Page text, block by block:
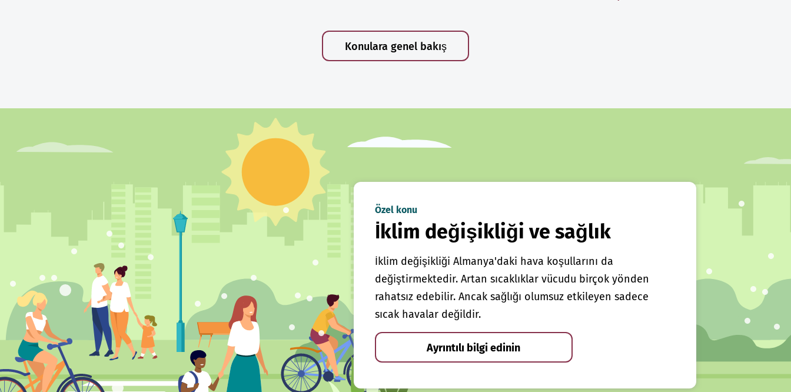
Konulara genel bakış
Özel konu
İklim değişikliği ve sağlık
İklim değişikliği Almanya'daki hava koşullarını da
değiştirmektedir. Artan sıcaklıklar vücudu birçok yönden
rahatsız edebilir. Ancak sağlığı olumsuz etkileyen sadece
sıcak havalar değildir.
Ayrıntılı bilgi edinin